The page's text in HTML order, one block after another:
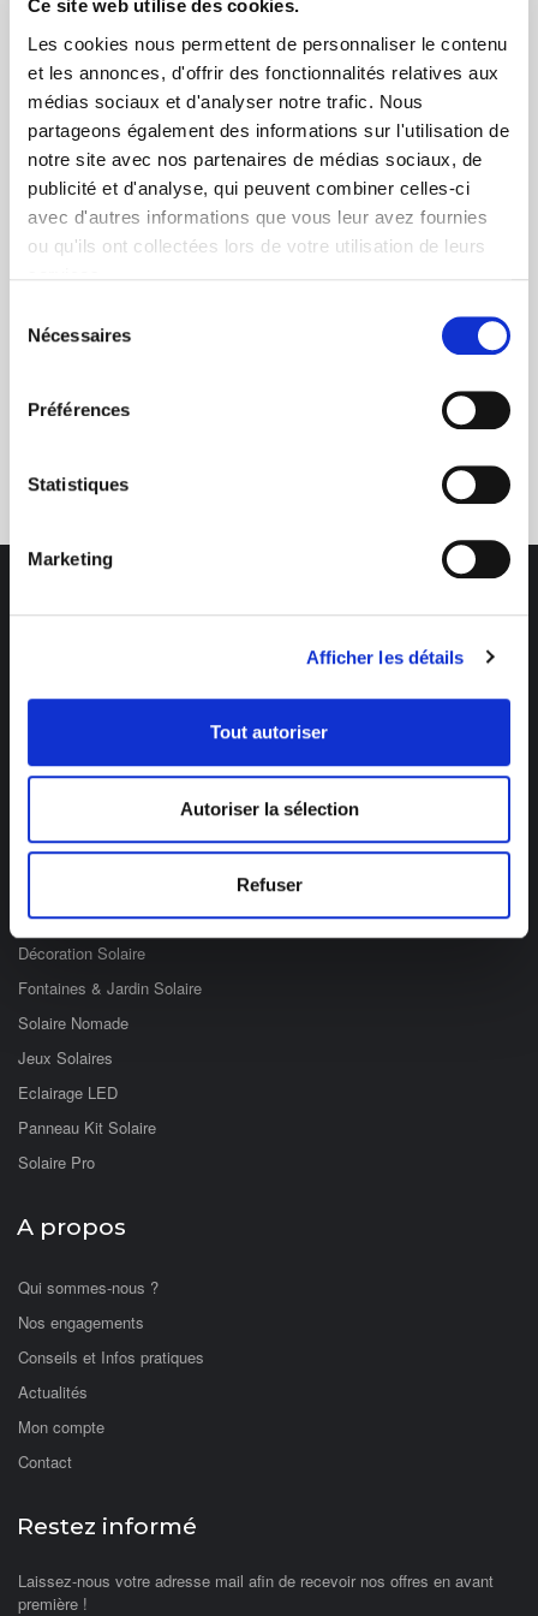
Ce site web utilise des cookies.
Les cookies nous permettent de personnaliser le contenu
et les annonces, d'offrir des fonctionnalités relatives aux
médias sociaux et d'analyser notre trafic. Nous
partageons également des informations sur l'utilisation de
notre site avec nos partenaires de médias sociaux, de
publicité et d'analyse, qui peuvent combiner celles-ci
avec d'autres informations que vous leur avez fournies
ou qu'ils ont collectées lors de votre utilisation de leurs
Nécessaires
Préférences
Statistiques
Marketing
Afficher les détails
Tout autoriser
Autoriser la sélection
Refuser
+ de 10 ans d'expertise
dans le photovoltaïque
Des professionnels à votre écoute
03 89 59 05 50
Ouvert du lundi au vendredi
de 8h à 12h et de 14h à 17h
Catégories
Eclairage Solaire
Décoration Solaire
Fontaines & Jardin Solaire
Solaire Nomade
Jeux Solaires
Eclairage LED
Panneau Kit Solaire
Solaire Pro
A propos
Qui sommes-nous ?
Nos engagements
Conseils et Infos pratiques
Actualités
Mon compte
Contact
Restez informé
Laissez-nous votre adresse mail afin de recevoir nos offres en avant
première !